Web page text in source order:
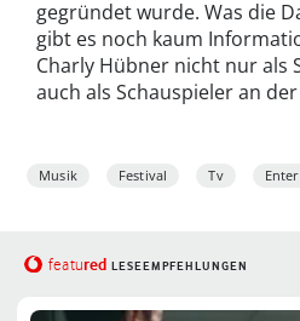
gegründet wurde. Was die
gibt es noch kaum
Charly Hübner nicht nur als
auch als Schauspieler an
Musik Festival Tv
featured LESEEMPFEHLUNGEN